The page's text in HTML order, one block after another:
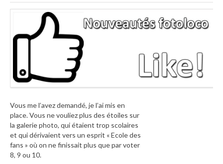
Vous me l’avez demandé, je l’ai mis en
place. Vous ne vouliez plus des étoiles sur
la galerie photo, qui étaient trop scolaires
et qui dérivaient vers un esprit « Ecole des
fans » où on ne finissait plus que par voter
8, 9 ou 10.